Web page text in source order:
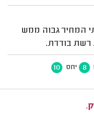
המחיר גבוה ממש
רשת בודדת.
8 יחס 10